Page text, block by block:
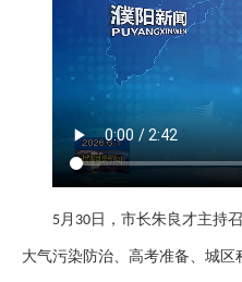
5 月 30日，市长朱良才主持
大气污染防治、高考准备、城